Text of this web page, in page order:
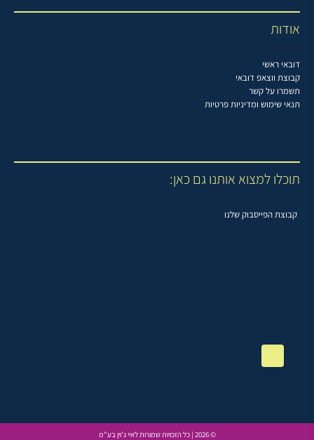
אודות
דובאי ראשי
קבוצת ווצאפ דובאי
תשמרו על קשר
תנאי שימוש ומדיניות פרטיות
תוכלו למצוא אותנו גם כאן:
קבוצת הפייסבוק שלנו
© 2026 | כל הזכויות שמורות לאיי ג'וין בע"מ